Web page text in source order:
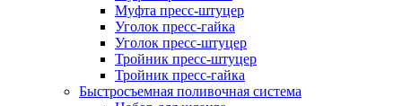
Муфта пресс-штуцер
Уголок пресс-гайка
Уголок пресс-штуцер
Тройник пресс-штуцер
Тройник пресс-гайка
Быстросъемная поливочная система